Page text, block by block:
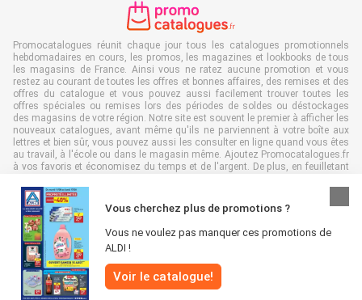
Vous cherchez plus de promotions ?
Vous ne voulez pas manquer ces promotions de
ALDI !
Voir le catalogue!
Promocatalogues réunit chaque jour tous les catalogues promotionnels
hebdomadaires en cours, les promos, les magazines et lookbooks de tous
les magasins de France. Ainsi vous ne ratez aucune promotion et vous
restez au courant de toutes les offres et bonnes affaires, des remises et des
offres du catalogue et vous pouvez aussi facilement trouver toutes les
offres spéciales ou remises lors des périodes de soldes ou déstockages
des magasins de votre région. Notre site est souvent le premier à afficher les
nouveaux catalogues, avant même qu'ils ne parviennent à votre boîte aux
lettres et bien sûr, vous pouvez aussi les consulter en ligne quand vous êtes
au travail, à l'école ou dans le magasin même. Ajoutez Promocatalogues.fr
à vos favoris et économisez du temps et de l'argent. De plus, en feuilletant
gaspillage de papier, ce qui est très avantageux pour l’environnement.
Tous droits réservés & copie : Promocatalogues.fr 2026 |
responsabilité|Conditions générales Politique de confidentialité